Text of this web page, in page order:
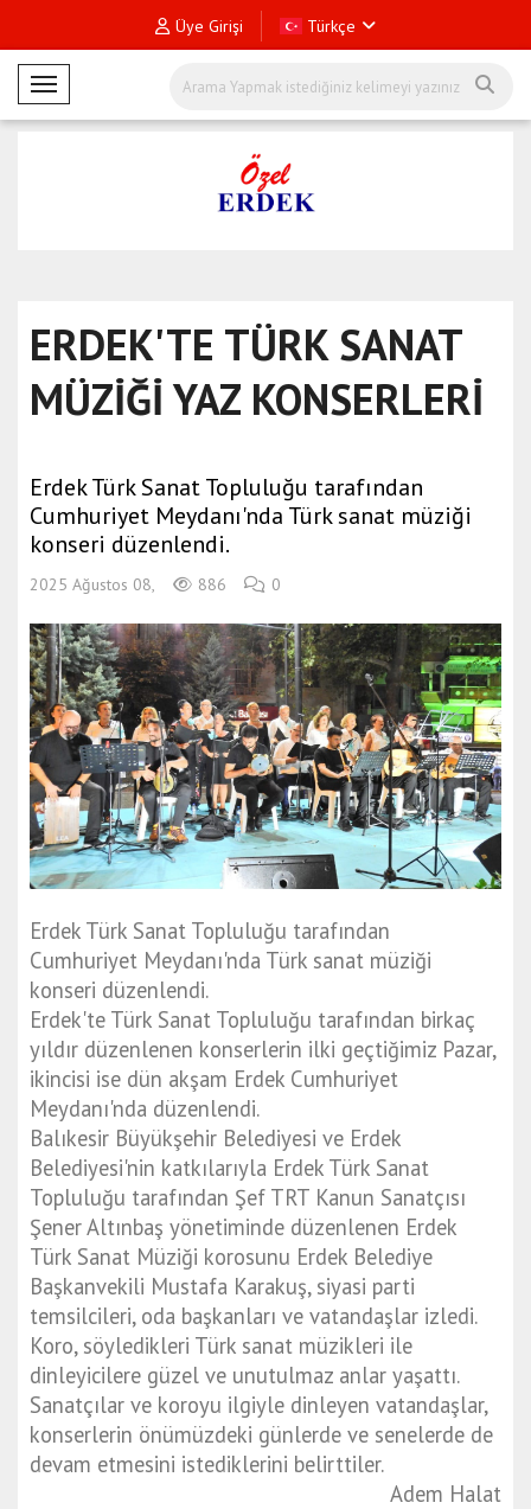
Üye Girişi Türkçe
Mobil Menü
ERDEK'TE TÜRK SANAT
MÜZİĞİ YAZ KONSERLERİ
Erdek Türk Sanat Topluluğu tarafından
Cumhuriyet Meydanı'nda Türk sanat müziği
konseri düzenlendi.
2025 Ağustos 08, 886 0
Erdek Türk Sanat Topluluğu tarafından
Cumhuriyet Meydanı'nda Türk sanat müziği
konseri düzenlendi.
Erdek'te Türk Sanat Topluluğu tarafından birkaç
yıldır düzenlenen konserlerin ilki geçtiğimiz Pazar,
ikincisi ise dün akşam Erdek Cumhuriyet
Meydanı'nda düzenlendi.
Balıkesir Büyükşehir Belediyesi ve Erdek
Belediyesi'nin katkılarıyla Erdek Türk Sanat
Topluluğu tarafından Şef TRT Kanun Sanatçısı
Şener Altınbaş yönetiminde düzenlenen Erdek
Türk Sanat Müziği korosunu Erdek Belediye
Başkanvekili Mustafa Karakuş, siyasi parti
temsilcileri, oda başkanları ve vatandaşlar izledi.
Koro, söyledikleri Türk sanat müzikleri ile
dinleyicilere güzel ve unutulmaz anlar yaşattı.
Sanatçılar ve koroyu ilgiyle dinleyen vatandaşlar,
konserlerin önümüzdeki günlerde ve senelerde de
devam etmesini istediklerini belirttiler.
Adem Halat